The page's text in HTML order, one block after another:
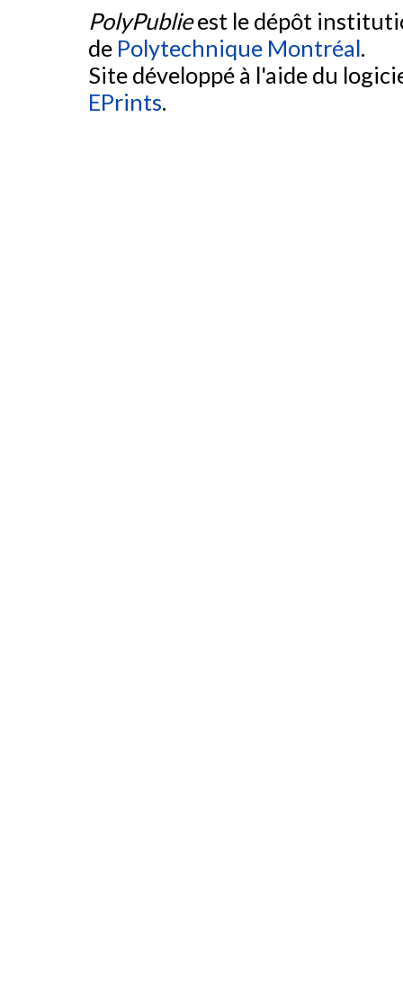
PolyPublieest le dépôt
de Polytechnique Montréal.
Site développé à l'aide du
EPrints.